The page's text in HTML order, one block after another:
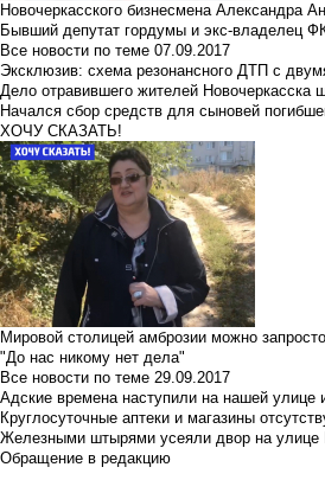
Новочеркасского бизнесмена Александра
Бывший депутат гордумы и экс-владелец
Все новости по теме 07.09.2017
Эксклюзив: схема резонансного ДТП с
Дело отравившего жителей
Начался сбор средств для сыновей
ХОЧУ СКАЗАТЬ!
Мировой столицей амброзии можно
"До нас никому нет дела"
Все новости по теме 29.09.2017
Адские времена наступили на нашей улице
Круглосуточные аптеки и магазины
Железными штырями усеяли двор на улице
Обращение в редакцию